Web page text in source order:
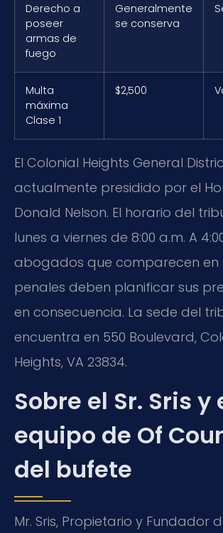
Derecho a
poseer
armas de
fuego
Generalmente
se conserva
Multa
máxima
Clase 1
$2,500
El Colonial Heights General
actualmente presidido por el
Donald Nelson. El horario del
lunes a viernes de 8:00 a.m. A
abogados que comparecen en
penales deben planificar sus
en consecuencia. La sede del
encuentra en 550 Boulevard,
Heights, VA 23834.
Sobre el Sr. Sris y
equipo de Of
del bufete
Mr. Sris, Propietario y Fundador